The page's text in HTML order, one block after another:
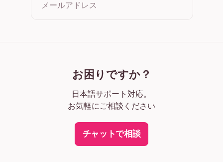
メールアドレス
お困りですか？
日本語サポート対応。
お気軽にご相談ください
チャットで相談